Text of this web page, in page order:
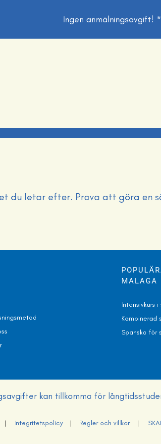
Ingen anmälningsavgift! *
du letar efter. Prova att göra en
MALAGA
Intensivkurs i
Kombinerad
Spanska för
kan tillkomma för
| Integritetspolicy| Regler och villkor|